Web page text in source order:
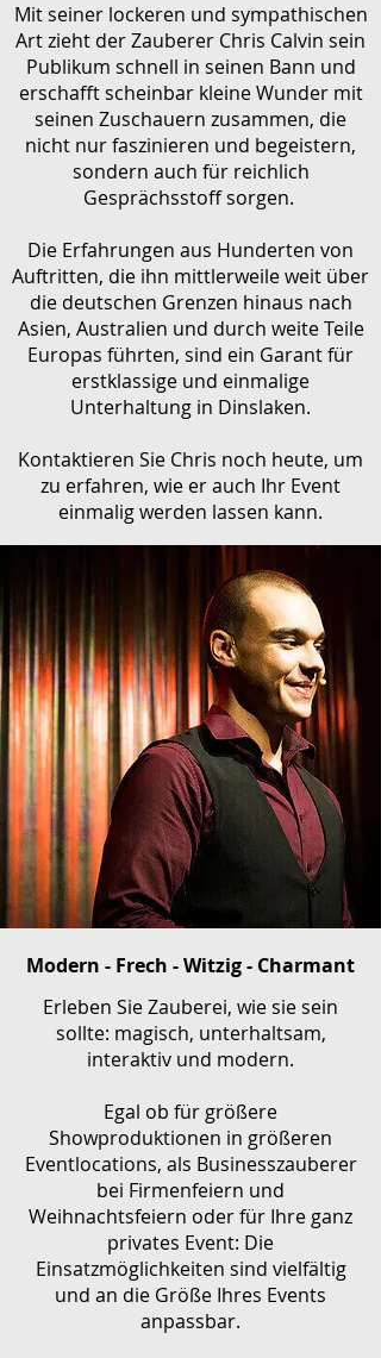
Mit seiner lockeren und sympathischen
Art zieht der Zauberer Chris Calvin sein
Publikum schnell in seinen Bann und
erschafft scheinbar kleine Wunder mit
seinen Zuschauern zusammen, die
nicht nur faszinieren und begeistern,
sondern auch für reichlich
Gesprächsstoff sorgen.
Die Erfahrungen aus Hunderten von
Auftritten, die ihn mittlerweile weit über
die deutschen Grenzen hinaus nach
Asien, Australien und durch weite Teile
Europas führten, sind ein Garant für
erstklassige und einmalige
Unterhaltung in Dinslaken.
Kontaktieren Sie Chris noch heute, um
zu erfahren, wie er auch Ihr Event
einmalig werden lassen kann.
Modern - Frech - Witzig - Charmant
Erleben Sie Zauberei, wie sie sein
sollte: magisch, unterhaltsam,
interaktiv und modern.
Egal ob für größere
Showproduktionen in größeren
Eventlocations, als Businesszauberer
bei Firmenfeiern und
Weihnachtsfeiern oder für Ihre ganz
privates Event: Die
Einsatzmöglichkeiten sind vielfältig
und an die Größe Ihres Events
anpassbar.